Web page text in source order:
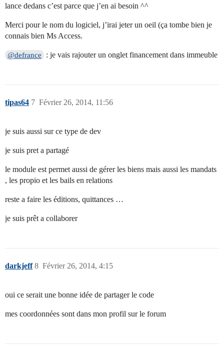
lance dedans c’est parce que j’en ai besoin ^^
Merci pour le nom du logiciel, j’irai jeter un oeil (ça tombe bien je
connais bien Ms Access.
@defrance : je vais rajouter un onglet financement dans immeuble
tipas64 Février 26, 2014, 11:56
7
je suis aussi sur ce type de dev
je suis pret a partagé
le module est permet aussi de gérer les biens mais aussi les mandats
, les propio et les bails en relations
reste a faire les éditions, quittances …
je suis prêt a collaborer
darkjeff Février 26, 2014, 4:15
8
oui ce serait une bonne idée de partager le code
mes coordonnées sont dans mon profil sur le forum